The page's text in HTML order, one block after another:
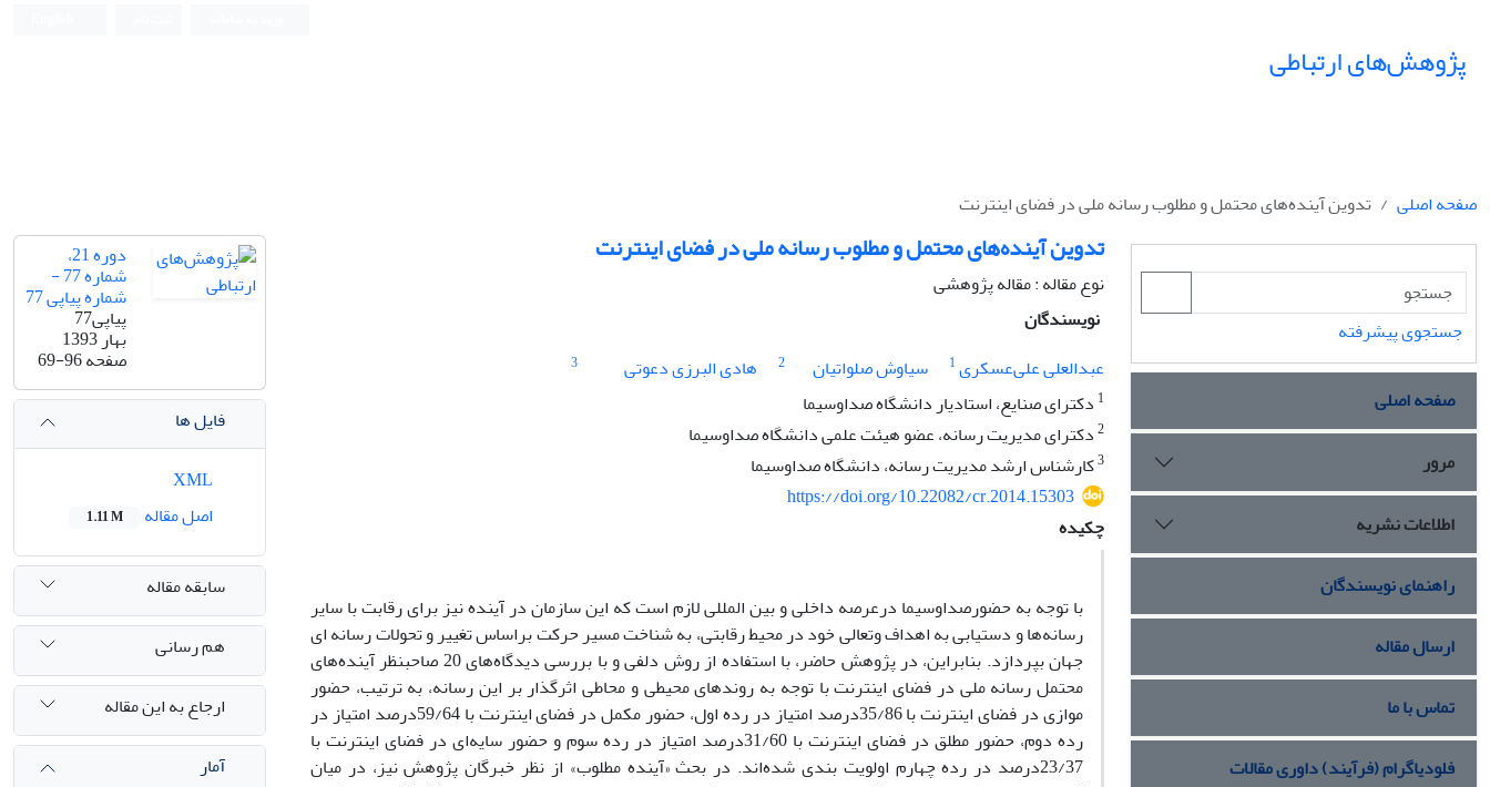
پژوهش‌های ارتباطی
صفحه اصلی تدوین آینده‌های محتمل و مطلوب رسانه ملی در فضای اینترنت
تدوین آینده‌های محتمل و مطلوب رسانه ملی در فضای اینترنت
نوع مقاله : مقاله پژوهشی
نویسندگان
عبدالعلی علی‌عسکری1 سیاوش صلواتیان 2 هادی البرزی دعوتی
3
1 دکترای صنایع، استادیار دانشگاه صداوسیما
2دکترای مدیریت رسانه، عضو هیئت علمی دانشگاه صداوسیما
3کارشناس ارشد مدیریت رسانه، دانشگاه صداوسیما
https://doi.org/10.22082/cr.2014.15303
چکیده
با توجه به حضور‌صداوسیما در‌عرصه داخلی و بین المللی لازم است که این سازمان در آینده نیز برای رقابت با سایر
رسانه‌ها و دستیابی به اهداف و‌تعالی خود در محیط رقابتی، به شناخت مسیر حرکت براساس تغییر و تحولات رسانه ای
جهان بپردازد. بنابراین، در پژوهش حاضر، با استفاده از روش دلفی و با بررسی دیدگاه‌های 20 صاحبنظر آینده‌های
محتمل رسانه ملی در فضای اینترنت با توجه به روندهای محیطی و محاطی اثرگذار بر این رسانه، به ترتیب‌، حضور
موازی در فضای اینترنت با 35‌/86‌درصد امتیاز در رده اول، حضور مکمل در فضای اینترنت با 59/64‌درصد امتیاز در
رده دوم، حضور مطلق در فضای اینترنت با 31/60‌درصد امتیاز در رده سوم و حضور سایه‌ای در فضای اینترنت با
23/37‌درصد در رده چهارم اولویت‌ بندی شده‌اند. در بحث «آینده مطلوب» از نظر خبرگان پژوهش نیز، در میان
دوره 21،
شماره 77 -
شماره پیاپی 77
پیاپی77
بهار 1393
صفحه69-96
فایل ها
اصل مقاله
1.11 M
سابقه مقاله
هم رسانی
ارجاع به این مقاله
آمار
جستجوی پیشرفته
صفحه اصلی
مرور
اطلاعات نشریه
راهنمای نویسندگان
ارسال مقاله
تماس با ما
فلودیاگرام (فرآیند) داوری مقالات